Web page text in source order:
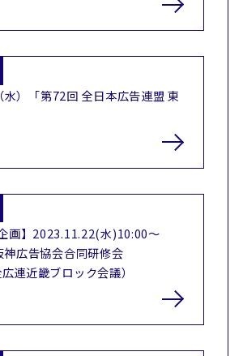
）「第72回 全日本広告連盟 東
画】2023.11.22(水)10:00～
広告協会合同研修会
広連近畿ブロック会議）